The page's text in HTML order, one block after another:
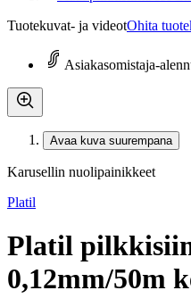
Tuotekuvat- ja videotOhita
Asiakasomistaja-
Avaa kuva suurempana
Karusellin nuolipainikkeet
Platil
Platil
0,12mm/50m